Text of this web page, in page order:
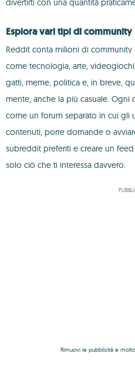
divertirti con una quantità
Esplora vari tipi di community
Reddit conta milioni di
come tecnologia, arte,
gatti, meme, politica e, in breve,
mente, anche la più casuale.
come un forum separato in cui gli
contenuti, porre domande o
subreddit preferiti e creare un
solo ciò che ti interessa davvero.
Rimuovi le pubblicità e